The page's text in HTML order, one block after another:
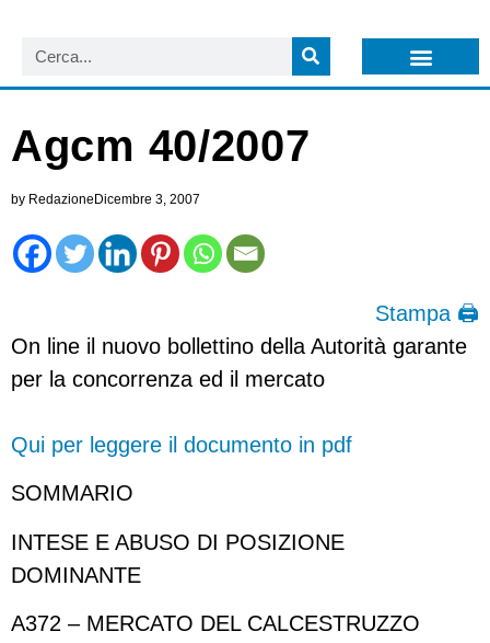
Agcm 40/2007
by Redazione Dicembre 3, 2007
Stampa 🖨
On line il nuovo bollettino della Autorità garante
per la concorrenza ed il mercato
Qui per leggere il documento in pdf
SOMMARIO
INTESE E ABUSO DI POSIZIONE
DOMINANTE
A372 – MERCATO DEL CALCESTRUZZO